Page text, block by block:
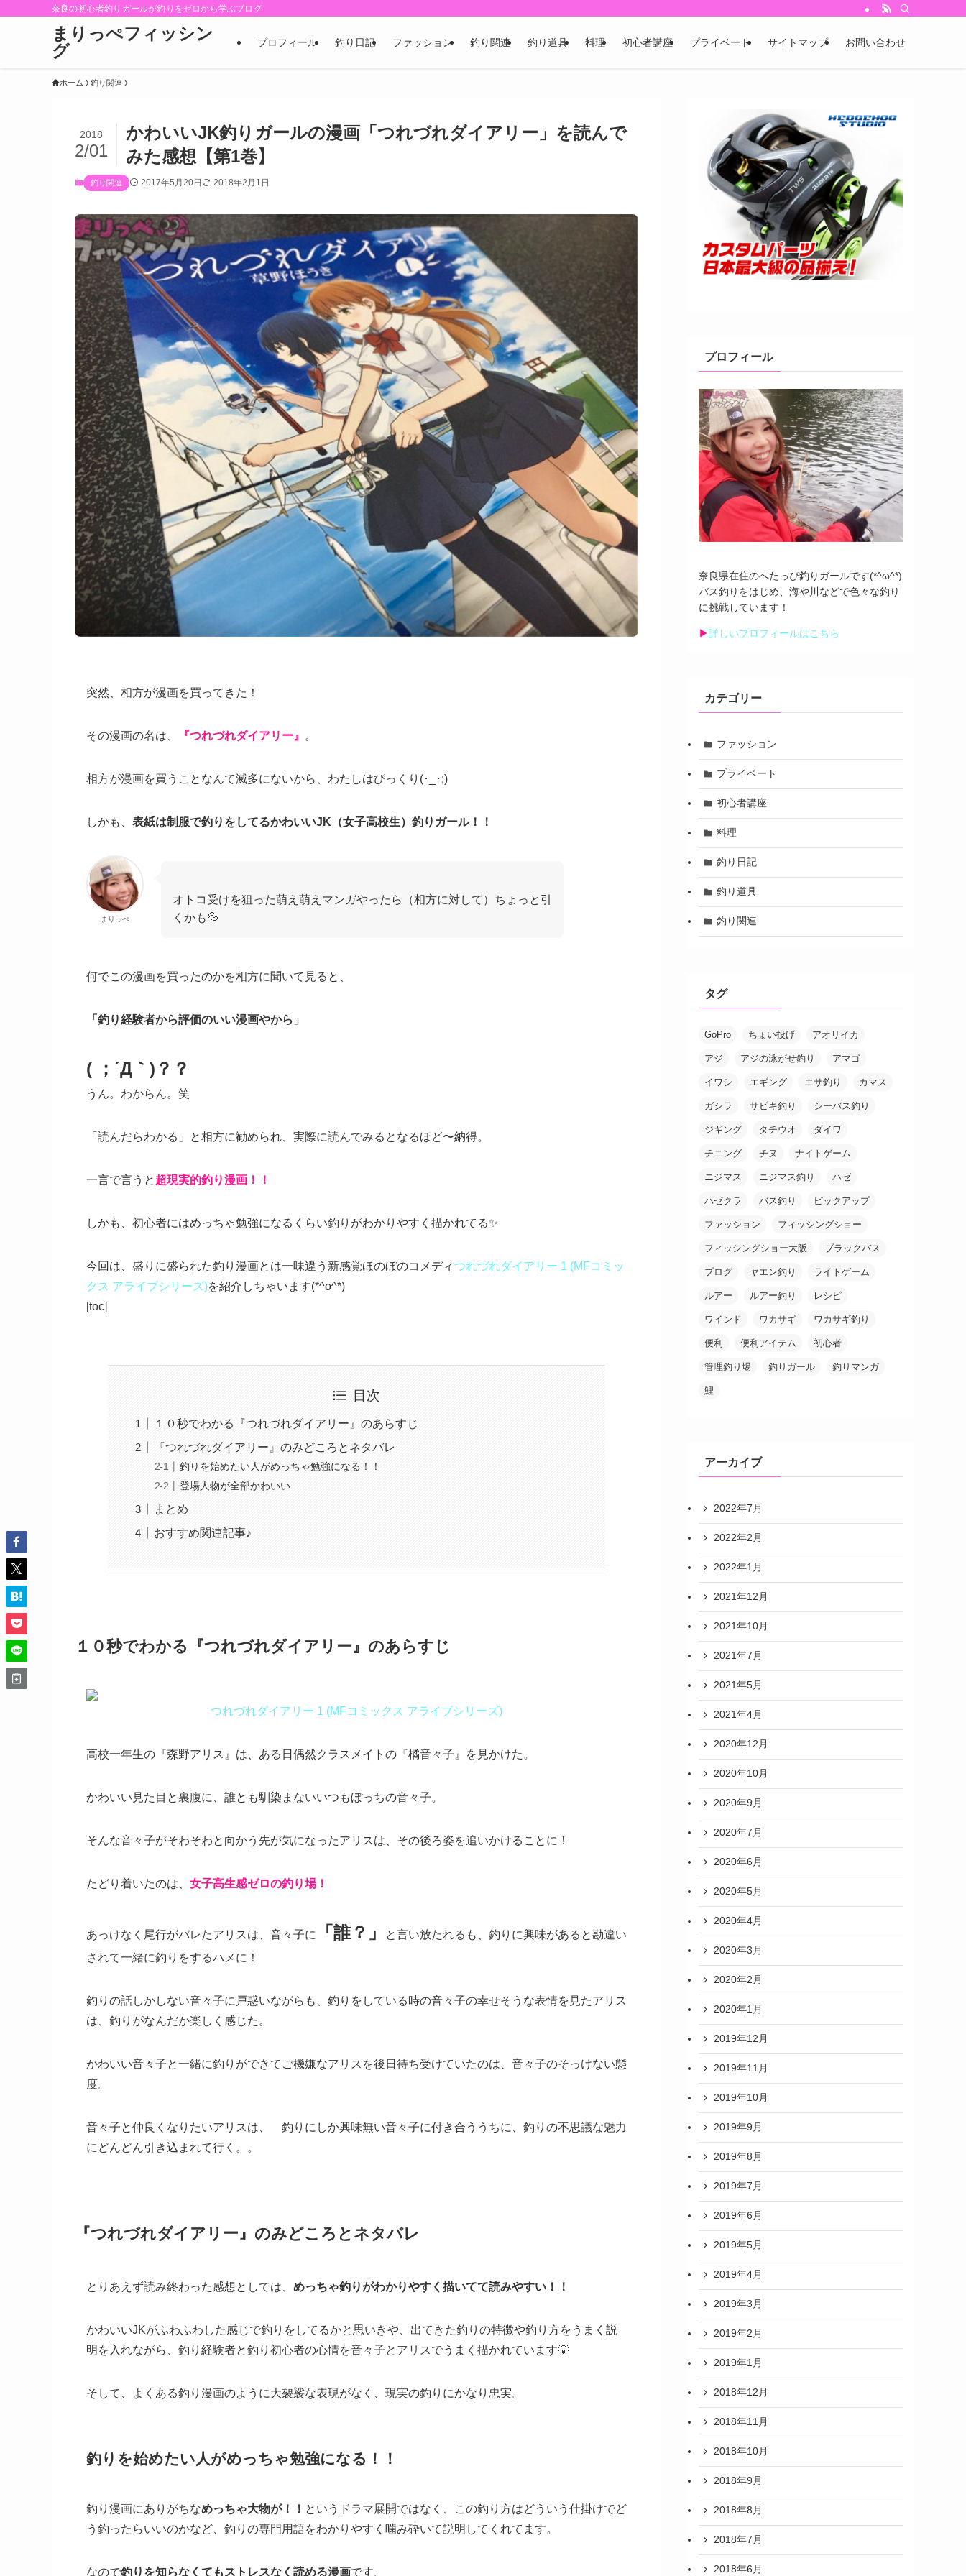
奈良の初心者釣りガールが釣りをゼロから学ぶブログ
まりっぺフィッシン
グ
プロフィール 釣り日記 ファッション 釣り関連 釣り道具 料理 初心者講座 プライベート サイトマップ お問い合わせ
ホーム 釣り関連
かわいいJK釣りガールの漫画「つれづれダイアリー」を読んで
みた感想【第1巻】
2018
2/01
釣り関連 2017年5月20日 2018年2月1日
突然、相方が漫画を買ってきた！
その漫画の名は、 『つれづれダイアリー』 。
相方が漫画を買うことなんて滅多にないから、わたしはびっくり(･_･;)
しかも、 表紙は制服で釣りをしてるかわいいJK（女子高校生）釣りガール！！
まりっぺ
オトコ受けを狙った萌え萌えマンガやったら（相方に対して）ちょっと引
くかも💦
何でこの漫画を買ったのかを相方に聞いて見ると、
「釣り経験者から評価のいい漫画やから」
( ；´Д｀)？？
うん。わからん。笑
「読んだらわかる」と相方に勧められ、実際に読んでみるとなるほど〜納得。
一言で言うと 超現実的釣り漫画！！
しかも、初心者にはめっちゃ勉強になるくらい釣りがわかりやすく描かれてる✨
今回は、盛りに盛られた釣り漫画とは一味違う新感覚ほのぼのコメディつれづれダイアリー 1 (MFコミッ
クス アライブシリーズ)を紹介しちゃいます(*^o^*)
[toc]
目次
１０秒でわかる『つれづれダイアリー』のあらすじ
『つれづれダイアリー』のみどころとネタバレ
釣りを始めたい人がめっちゃ勉強になる！！
登場人物が全部かわいい
まとめ
おすすめ関連記事♪
１０秒でわかる『つれづれダイアリー』のあらすじ
つれづれダイアリー 1 (MFコミックス アライブシリーズ)
高校一年生の『森野アリス』は、ある日偶然クラスメイトの『橘音々子』を見かけた。
かわいい見た目と裏腹に、誰とも馴染まないいつもぼっちの音々子。
そんな音々子がそわそわと向かう先が気になったアリスは、その後ろ姿を追いかけることに！
たどり着いたのは、 女子高生感ゼロの釣り場！
あっけなく尾行がバレたアリスは、音々子に 「誰？」
と言い放たれるも、釣りに興味があると勘違い
されて一緒に釣りをするハメに！
釣りの話しかしない音々子に戸惑いながらも、釣りをしている時の音々子の幸せそうな表情を見たアリス
は、釣りがなんだか楽しく感じた。
かわいい音々子と一緒に釣りができてご機嫌なアリスを後日待ち受けていたのは、音々子のそっけない態
度。
音々子と仲良くなりたいアリスは、 釣りにしか興味無い音々子に付き合ううちに、釣りの不思議な魅力
にどんどん引き込まれて行く。。
『つれづれダイアリー』のみどころとネタバレ
とりあえず読み終わった感想としては、 めっちゃ釣りがわかりやすく描いてて読みやすい！！
かわいいJKがふわふわした感じで釣りをしてるかと思いきや、出てきた釣りの特徴や釣り方をうまく説
明を入れながら、釣り経験者と釣り初心者の心情を音々子とアリスでうまく描かれています💡
そして、よくある釣り漫画のように大袈裟な表現がなく、現実の釣りにかなり忠実。
釣りを始めたい人がめっちゃ勉強になる！！
釣り漫画にありがちなめっちゃ大物が！！ というドラマ展開ではなく、この釣り方はどういう仕掛けでど
う釣ったらいいのかなど、釣りの専門用語をわかりやすく噛み砕いて説明してくれてます。
なので釣りを知らなくてもストレスなく読める漫画です。
プロフィール
奈良県在住のへたっぴ釣りガールです(*^ω^*)
バス釣りをはじめ、海や川などで色々な釣り
に挑戦しています！
▶︎詳しいプロフィールはこちら
カテゴリー
ファッション
プライベート
初心者講座
料理
釣り日記
釣り道具
釣り関連
タグ
GoPro ちょい投げ アオリイカ
アジ アジの泳がせ釣り アマゴ
イワシ エギング エサ釣り カマス
ガシラ サビキ釣り シーバス釣り
ジギング タチウオ ダイワ
チニング チヌ ナイトゲーム
ニジマス ニジマス釣り ハゼ
ハゼクラ バス釣り ピックアップ
ファッション フィッシングショー
フィッシングショー大阪 ブラックバス
ブログ ヤエン釣り ライトゲーム
ルアー ルアー釣り レシピ
ワインド ワカサギ ワカサギ釣り
便利 便利アイテム 初心者
管理釣り場 釣りガール 釣りマンガ
鯉
アーカイブ
2022年7月
2022年2月
2022年1月
2021年12月
2021年10月
2021年7月
2021年5月
2021年4月
2020年12月
2020年10月
2020年9月
2020年7月
2020年6月
2020年5月
2020年4月
2020年3月
2020年2月
2020年1月
2019年12月
2019年11月
2019年10月
2019年9月
2019年8月
2019年7月
2019年6月
2019年5月
2019年4月
2019年3月
2019年2月
2019年1月
2018年12月
2018年11月
2018年10月
2018年9月
2018年8月
2018年7月
2018年6月